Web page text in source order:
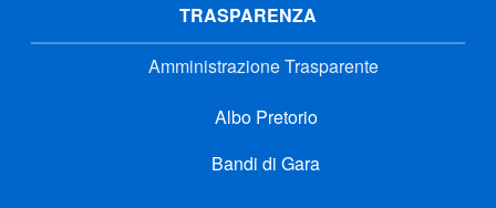
TRASPARENZA
Amministrazione Trasparente
Albo Pretorio
Bandi di Gara